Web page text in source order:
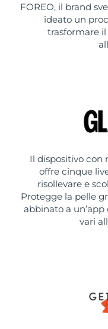
FOREO, il brand
ideato un
trasformare
Il dispositivo con
offre cinque
risollevare e
Protegge la pelle
abbinato a
vari